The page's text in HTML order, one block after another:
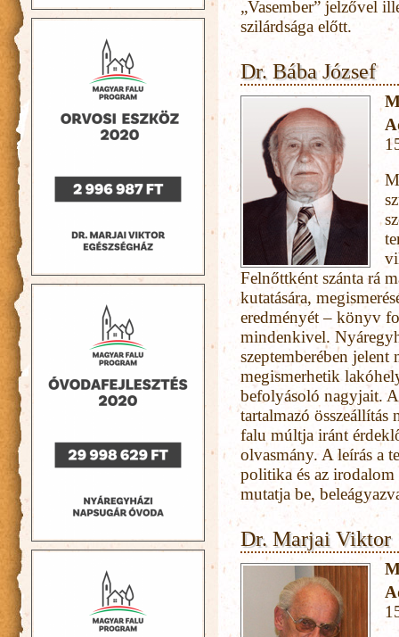
„Vasember” jelzővel
szilárdsága előtt.
Dr. Bába József
Felnőttként szánta rá
kutatására,
eredményét – könyv
mindenkivel.
szeptemberében
megismerhetik
befolyásoló nagyjait.
tartalmazó összeállítás
falu múltja iránt
olvasmány. A leírás a
politika és az irodalom
mutatja be,
Dr. Marjai Viktor